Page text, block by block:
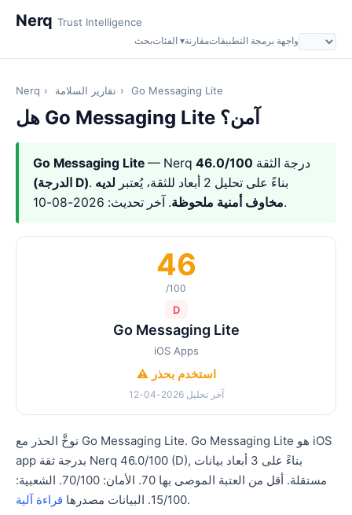
Nerq Trust Intelligence
بحث الفئات ▾مقارنةواجهة برمجة التطبيقات
Nerq › تقارير السلامة › Go Messaging Lite
هل Go Messaging Lite آمن؟
Go Messaging Lite — Nerq درجة الثقة 46.0/100
(الدرجة D)
. بناءً على تحليل 2 أبعاد للثقة، يُعتبر
لديه
مخاوف أمنية ملحوظة. آخر تحديث: 2026-08-10.
46
/100
D
Go Messaging Lite
iOS Apps
⚠️ استخدم بحذر
آخر تحليل 2026-04-12
توخَّ الحذر مع Go Messaging Lite. Go Messaging Lite هو iOS
app بدرجة ثقة Nerq 46.0/100 (D), بناءً على 3 أبعاد بيانات
مستقلة. أقل من العتبة الموصى بها 70. الأمان: 70/100. الشعبية:
15/100. البيانات مصدرها
قراءة آلية .